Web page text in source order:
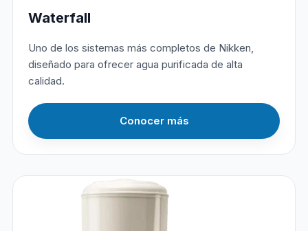
Waterfall
Uno de los sistemas más completos de Nikken,
diseñado para ofrecer agua purificada de alta
calidad.
Conocer más